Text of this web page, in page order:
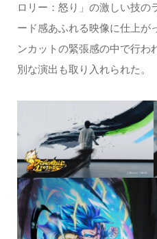
ロリー：怒り」の激しい技の
ード感あふれる映像に仕上が
ンカットの緊張感の中で行わ
別な演出も取り入れられた。